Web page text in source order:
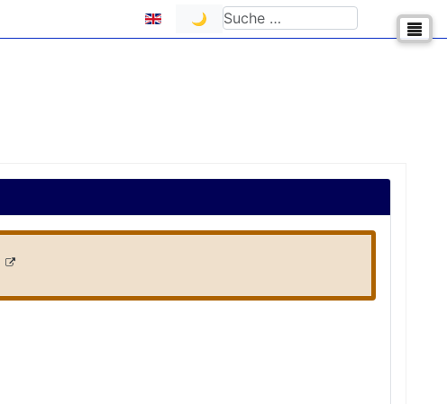
Sprache auswählen
🌙 Suchen